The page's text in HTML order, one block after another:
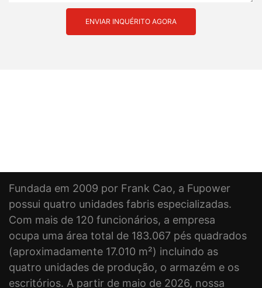
ENVIAR INQUÉRITO AGORA
Fundada em 2009 por Frank Cao, a Fupower
possui quatro unidades fabris especializadas.
Com mais de 120 funcionários, a empresa
ocupa uma área total de 183.067 pés quadrados
(aproximadamente 17.010 m²) incluindo as
quatro unidades de produção, o armazém e os
escritórios. A partir de maio de 2026, nossa